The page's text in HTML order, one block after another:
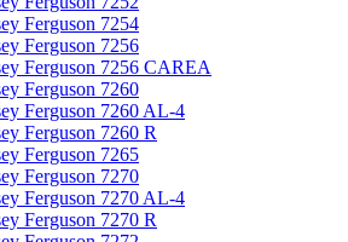
Ferguson 7254
Ferguson 7256
Ferguson 7256 CAREA
Ferguson 7260
Ferguson 7260 AL-4
Ferguson 7260 R
Ferguson 7265
Ferguson 7270
Ferguson 7270 AL-4
Ferguson 7270 R